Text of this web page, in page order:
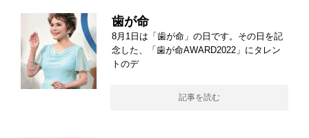
歯が命
8月1日は「歯が命」の日です。その日を記
念した、「歯が命AWARD2022」にタレン
トのデ
記事を読む